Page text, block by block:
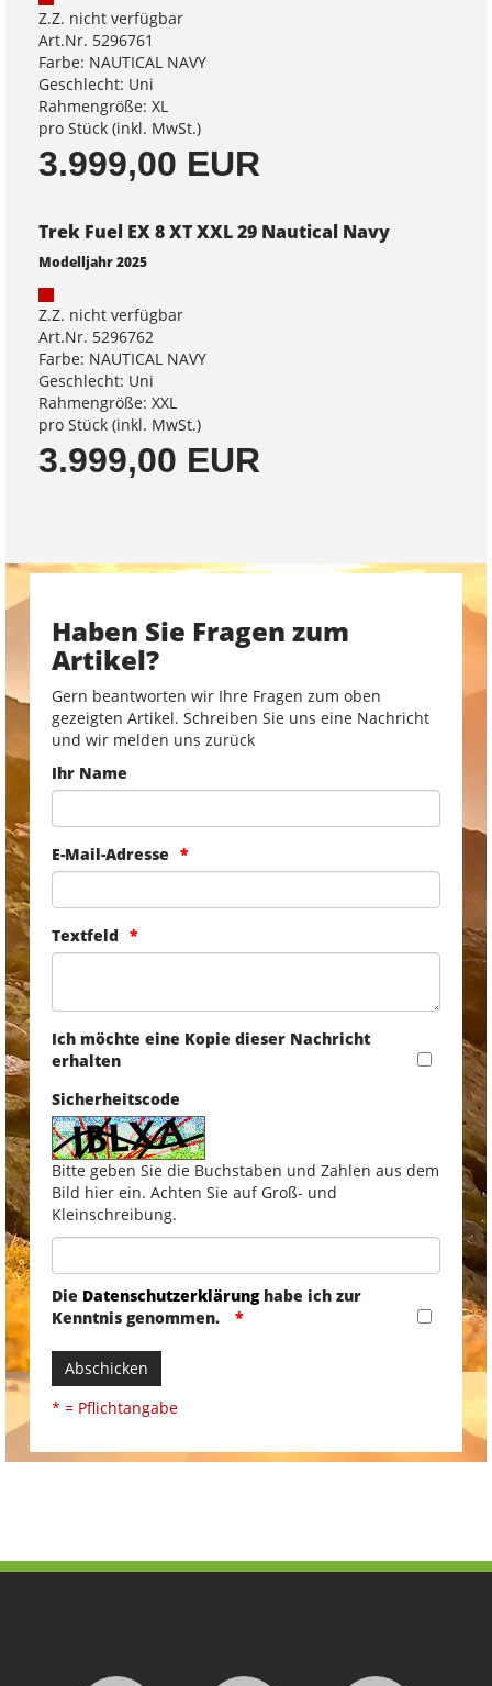
Z.Z. nicht verfügbar
Art.Nr. 5296761
Farbe: NAUTICAL NAVY
Geschlecht: Uni
Rahmengröße: XL
pro Stück (inkl. MwSt.)
3.999,00 EUR
Trek Fuel EX 8 XT XXL 29 Nautical Navy
Modelljahr 2025
Z.Z. nicht verfügbar
Art.Nr. 5296762
Farbe: NAUTICAL NAVY
Geschlecht: Uni
Rahmengröße: XXL
pro Stück (inkl. MwSt.)
3.999,00 EUR
Haben Sie Fragen zum
Artikel?
Gern beantworten wir Ihre Fragen zum oben
gezeigten Artikel. Schreiben Sie uns eine Nachricht
und wir melden uns zurück
Ihr Name
E-Mail-Adresse
Textfeld
Ich möchte eine Kopie dieser Nachricht
erhalten
Sicherheitscode
Bitte geben Sie die Buchstaben und Zahlen aus dem
Bild hier ein. Achten Sie auf Groß- und
Kleinschreibung.
Die Datenschutzerklärunghabe ich zur
Kenntnis genommen.
Abschicken
* = Pflichtangabe